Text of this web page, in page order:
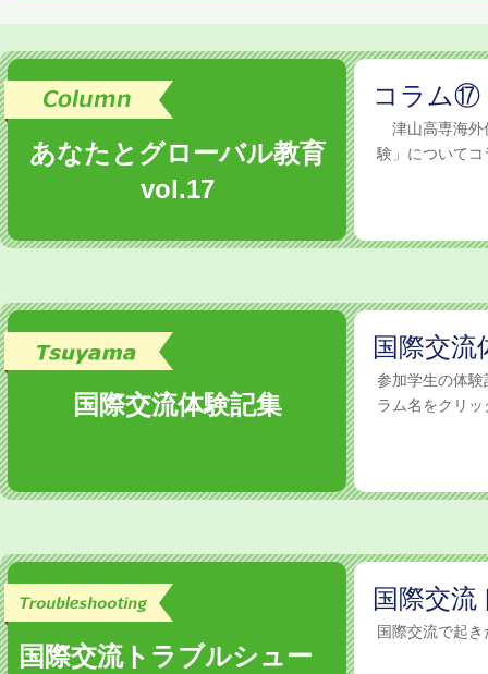
あなたとグローバル教育
vol.17
コラム⑰
津山高専海外
験」について
国際交流体験記集
国際交流
参加学生の体
ラム名をクリ
国際交流トラブルシュー
国際交
国際交流で起